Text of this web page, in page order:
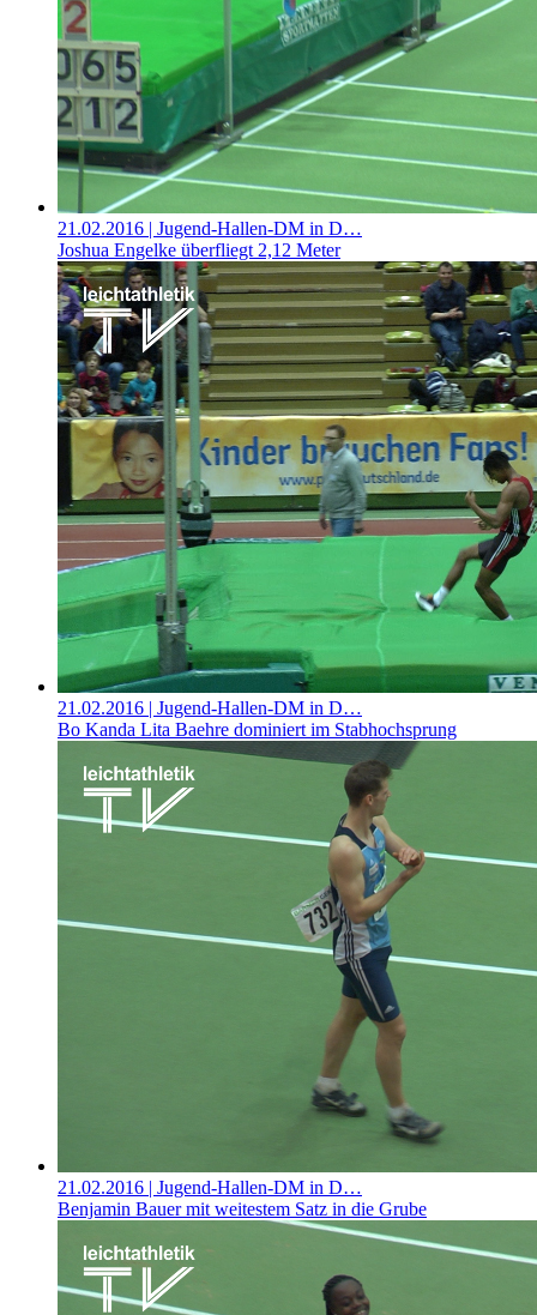
21.02.2016 | Jugend-Hallen-DM in D…
Joshua Engelke überfliegt 2,12 Meter
21.02.2016 | Jugend-Hallen-DM in D…
Bo Kanda Lita Baehre dominiert im Stabhochsprung
21.02.2016 | Jugend-Hallen-DM in D…
Benjamin Bauer mit weitestem Satz in die Grube